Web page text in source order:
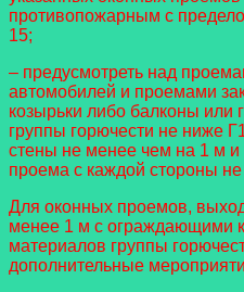
противопожарным с
15;
– предусмотреть над
автомобилей и проемами
козырьки либо балконы или
группы горючести не ниже
стены не менее чем на 1 м
проема с каждой стороны
Для оконных проемов,
менее 1 м с ограждающими
материалов группы
дополнительные